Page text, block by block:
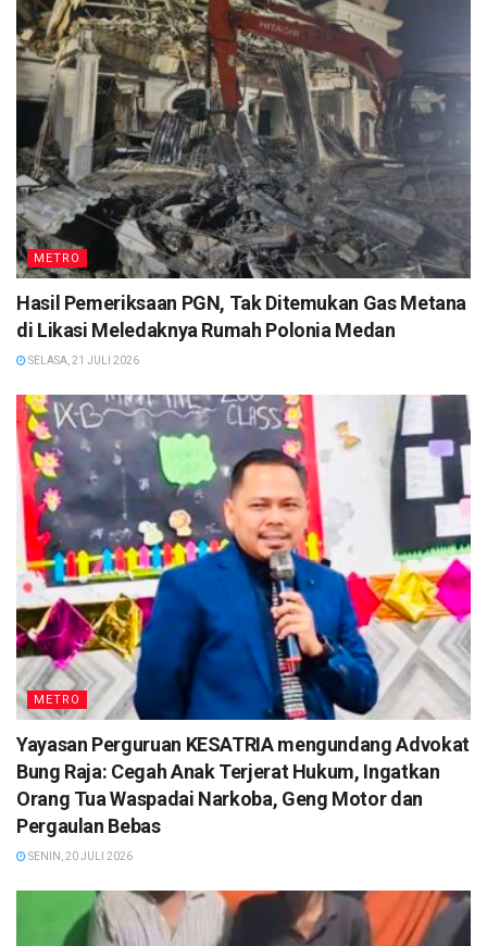
METRO
Hasil Pemeriksaan PGN, Tak Ditemukan Gas Metana
di Likasi Meledaknya Rumah Polonia Medan
SELASA, 21 JULI 2026
METRO
Yayasan Perguruan KESATRIA mengundang Advokat
Bung Raja: Cegah Anak Terjerat Hukum, Ingatkan
Orang Tua Waspadai Narkoba, Geng Motor dan
Pergaulan Bebas
SENIN, 20 JULI 2026